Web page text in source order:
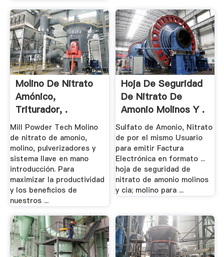
Molino De Nitrato
Amónico,
Triturador, .
Mill Powder Tech Molino
de nitrato de amonio,
molino, pulverizadores y
sistema llave en mano
introducción. Para
maximizar la productividad
y los beneficios de
nuestros ...
Hoja De Seguridad
De Nitrato De
Amonio Molinos Y .
Sulfato de Amonio, Nitrato
de por el mismo Usuario
para emitir Factura
Electrónica en formato ...
hoja de seguridad de
nitrato de amonio molinos
y cia; molino para ...